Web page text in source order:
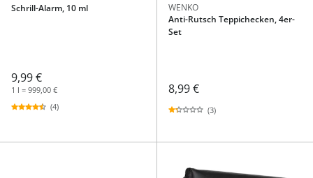
Schrill-Alarm, 10 ml
9,99 €
1 l = 999,00 €
(4)
WENKO
Anti-Rutsch Teppichecken, 4er-
Set
8,99 €
(3)